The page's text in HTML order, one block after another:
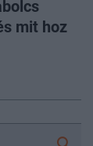
mit hoz